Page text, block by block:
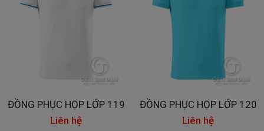
ĐỒNG PHỤC HỌP LỚP 119
Liên hệ
ĐỒNG PHỤC HỌP LỚP 120
Liên hệ